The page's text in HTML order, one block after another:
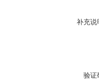
补充说
验证